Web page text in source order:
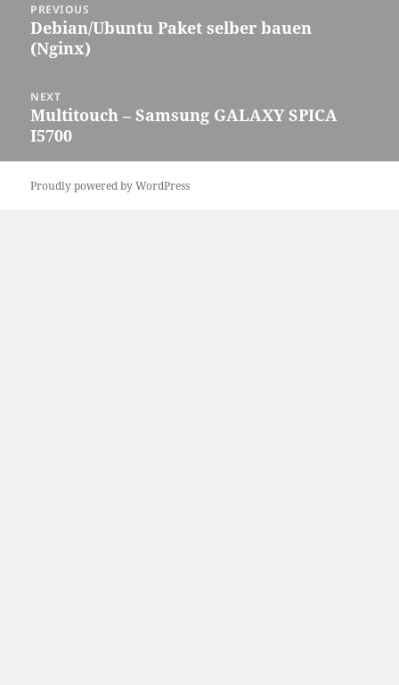
navigation
PREVIOUS
Previous
post:
Debian/Ubuntu Paket selber bauen
(Nginx)
NEXT
Next
post:
Multitouch – Samsung GALAXY SPICA
I5700
Proudly powered by WordPress